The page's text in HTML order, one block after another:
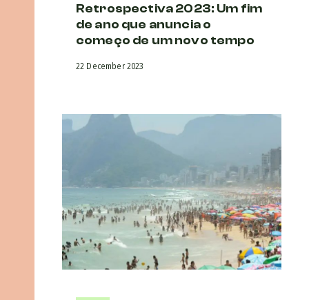
Retrospectiva 2023: Um fim
de ano que anuncia o
começo de um novo tempo
22 December 2023